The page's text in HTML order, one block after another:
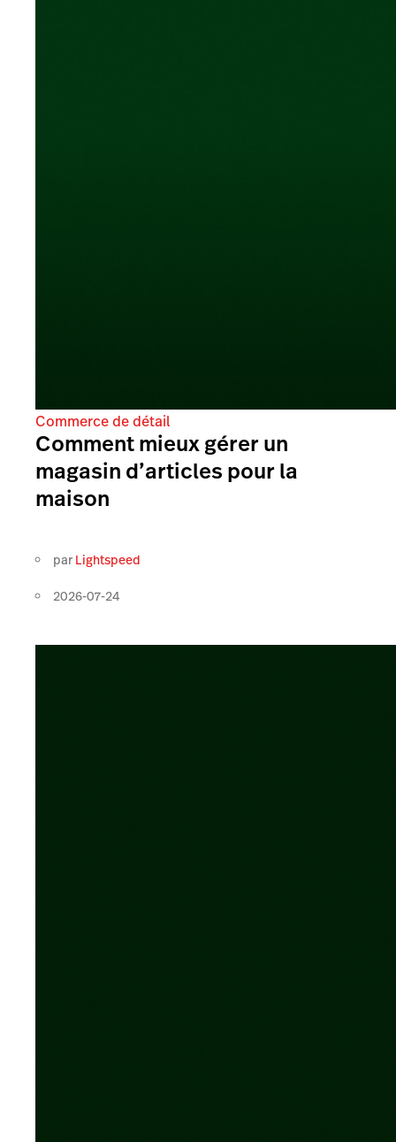
Commerce de détail
Comment mieux gérer un
magasin d’articles pour la
maison
par Lightspeed
2026-07-24